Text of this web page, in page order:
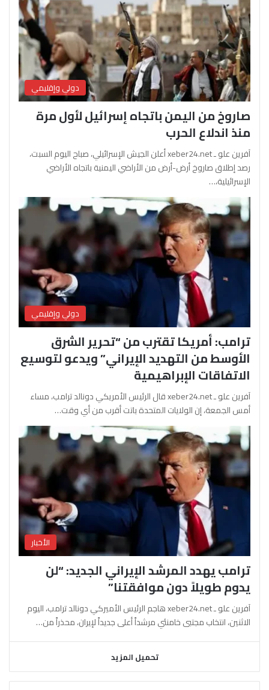
دولي وإقليمي
صاروخ من اليمن باتجاه إسرائيل لأول مرة
منذ اندلاع الحرب
آفرين علو ـ xeber24.net أعلن الجيش الإسرائيلي، صباح اليوم السبت،
رصد إطلاق صاروخ أرض-أرض من الأراضي اليمنية باتجاه الأراضي
الإسرائيلية،…
دولي وإقليمي
ترامب: أمريكا تقترب من “تحرير الشرق
الأوسط من التهديد الإيراني” ويدعو لتوسيع
الاتفاقات الإبراهيمية
آفرين علو ـ xeber24.net قال الرئيس الأمريكي دونالد ترامب، مساء
أمس الجمعة، إن الولايات المتحدة باتت أقرب من أي وقت…
الأخبار
ترامب يهدد المرشد الإيراني الجديد: “لن
يدوم طويلاً دون موافقتنا”
آفرين علو ـ xeber24.net هاجم الرئيس الأميركي دونالد ترامب، اليوم
الاثنين، انتخاب مجتبى خامنئي مرشداً أعلى جديداً لإيران، محذراً من…
تحميل المزيد